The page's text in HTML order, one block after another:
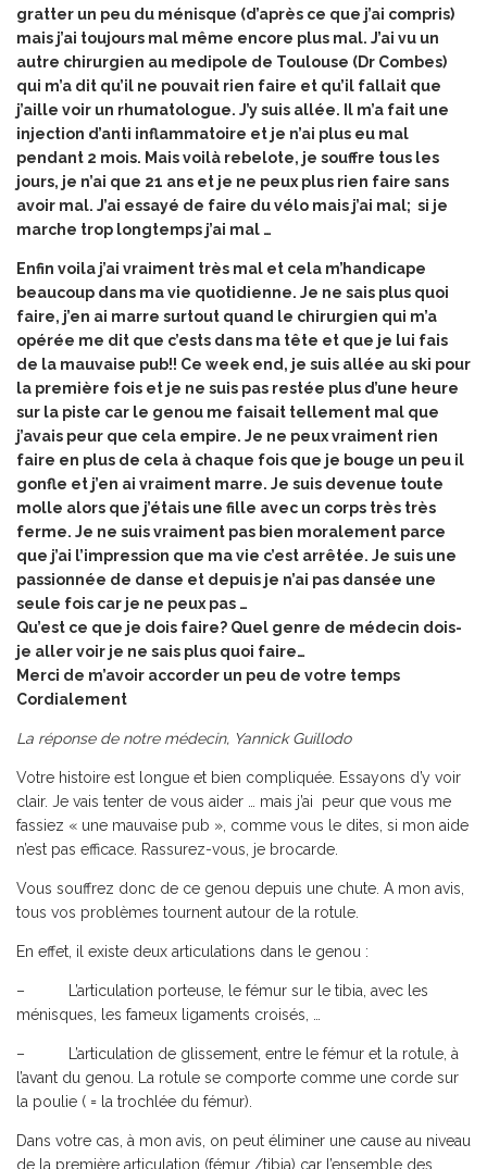
gratter un peu du ménisque (d’après ce que j’ai compris)
mais j’ai toujours mal même encore plus mal. J’ai vu un
autre chirurgien au medipole de Toulouse (Dr Combes)
qui m’a dit qu’il ne pouvait rien faire et qu’il fallait que
j’aille voir un rhumatologue. J’y suis allée. Il m’a fait une
injection d’anti inflammatoire et je n’ai plus eu mal
pendant 2 mois. Mais voilà rebelote, je souffre tous les
jours, je n’ai que 21 ans et je ne peux plus rien faire sans
avoir mal. J’ai essayé de faire du vélo mais j’ai mal; si je
marche trop longtemps j’ai mal …
Enfin voila j’ai vraiment très mal et cela m’handicape
beaucoup dans ma vie quotidienne. Je ne sais plus quoi
faire, j’en ai marre surtout quand le chirurgien qui m’a
opérée me dit que c’ests dans ma tête et que je lui fais
de la mauvaise pub!! Ce week end, je suis allée au ski pour
la première fois et je ne suis pas restée plus d’une heure
sur la piste car le genou me faisait tellement mal que
j’avais peur que cela empire. Je ne peux vraiment rien
faire en plus de cela à chaque fois que je bouge un peu il
gonfle et j’en ai vraiment marre. Je suis devenue toute
molle alors que j’étais une fille avec un corps très très
ferme. Je ne suis vraiment pas bien moralement parce
que j’ai l’impression que ma vie c’est arrêtée. Je suis une
passionnée de danse et depuis je n’ai pas dansée une
seule fois car je ne peux pas …
Qu’est ce que je dois faire? Quel genre de médecin dois-
je aller voir je ne sais plus quoi faire…
Merci de m’avoir accorder un peu de votre temps
Cordialement
La réponse de notre médecin, Yannick Guillodo
Votre histoire est longue et bien compliquée. Essayons d’y voir
clair. Je vais tenter de vous aider … mais j’ai peur que vous me
fassiez « une mauvaise pub », comme vous le dites, si mon aide
n’est pas efficace. Rassurez-vous, je brocarde.
Vous souffrez donc de ce genou depuis une chute. A mon avis,
tous vos problèmes tournent autour de la rotule.
En effet, il existe deux articulations dans le genou :
– L’articulation porteuse, le fémur sur le tibia, avec les
ménisques, les fameux ligaments croisés, …
– L’articulation de glissement, entre le fémur et la rotule, à
l’avant du genou. La rotule se comporte comme une corde sur
la poulie ( = la trochlée du fémur).
Dans votre cas, à mon avis, on peut éliminer une cause au niveau
de la première articulation (fémur /tibia) car l’ensemble des